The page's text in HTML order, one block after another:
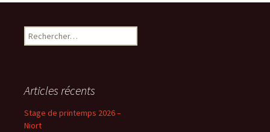
Rechercher :
Articles récents
Stage de printemps 2026 –
Niort